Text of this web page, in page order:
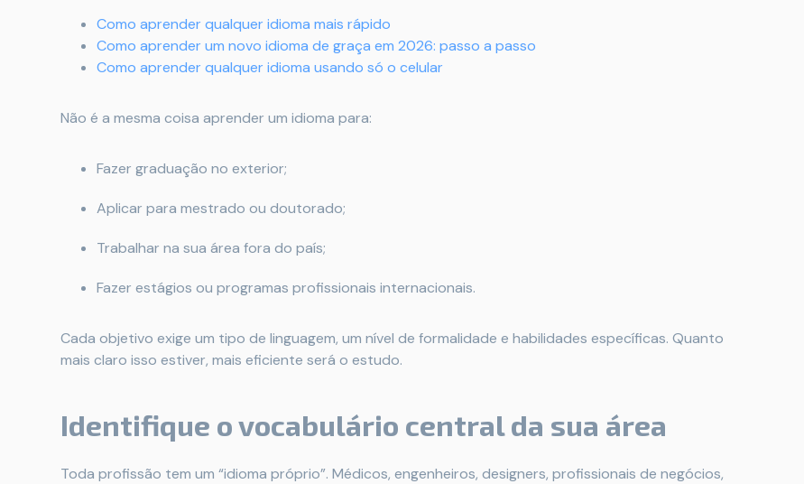
Como aprender qualquer idioma mais rápido
Como aprender um novo idioma de graça em 2026: passo a passo
Como aprender qualquer idioma usando só o celular
Não é a mesma coisa aprender um idioma para:
Fazer graduação no exterior;
Aplicar para mestrado ou doutorado;
Trabalhar na sua área fora do país;
Fazer estágios ou programas profissionais internacionais.
Cada objetivo exige um tipo de linguagem, um nível de formalidade e habilidades específicas. Quanto
mais claro isso estiver, mais eficiente será o estudo.
Identifique o vocabulário central da sua área
Toda profissão tem um “idioma próprio”. Médicos, engenheiros, designers, profissionais de negócios,